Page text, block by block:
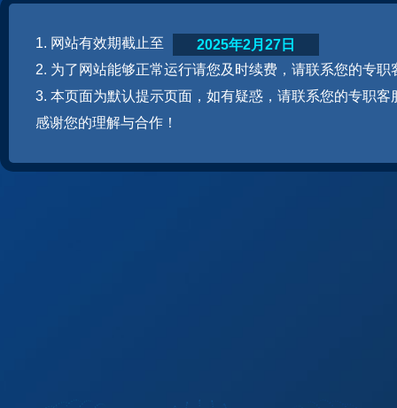
1. 网站有效期截止至
2. 为了网站能够正常运行请您及时续费，请联系您的专职
3. 本页面为默认提示页面，如有疑惑，请联系您的专职客
感谢您的理解与合作！
2025年2月27日